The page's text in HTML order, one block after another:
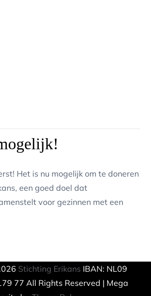
Het is nu mogelijk om te doneren
een goed doel dat
voor gezinnen met een
Stichting Erikans IBAN: NL09
77 All Rights Reserved | Mega